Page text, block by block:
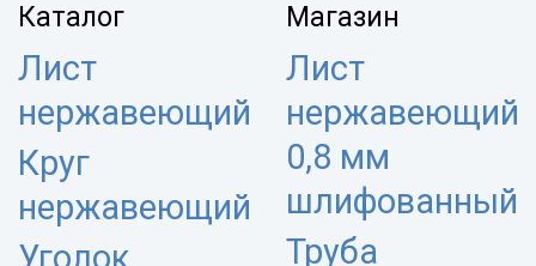
Каталог
Лист
нержавеющий
Круг
нержавеющий
Уголок
Магазин
Лист
нержавеющий
0,8 мм
шлифованный
Труба